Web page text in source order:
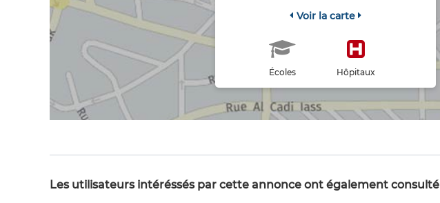
Voir la carte
Écoles Hôpitaux
Les utilisateurs intéréssés par cette annonce ont également consulté